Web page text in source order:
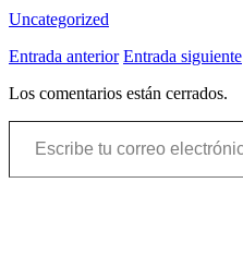
Uncategorized
Entrada anterior Entrada siguiente
Los comentarios están cerrados.
Escribe tu correo electrónico…